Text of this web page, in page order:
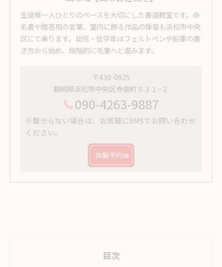
生徒様一人ひとりのペースを大切にした書道教室です。命
名書や贈答用の言葉、室内に飾る作品の揮毫も浜松市中央
区にて承ります。幼児・低学年はフェルトペンや鉛筆の書
き方から始め、段階的に毛筆へと進みます。
〒430-0925
静岡県浜松市中央区寺島町５３１−２
090-4263-9887
※繋がらない場合は、お気軽にSMSでお問い合わせ
ください。
体験予約
目次